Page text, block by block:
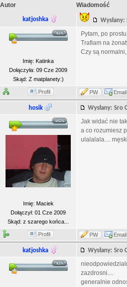
Autor Wiadomość
katjoshka
Imię: Katinka
Dołączyła: 09 Cze 2009
Skąd: Z matplanety:)
Pytam, po
Trafiam na
Czy są
Profil PW Email
hosik Wysłany: Sro
Imię: Maciek
Dołączył: 01 Cze 2009
Skąd: z szarego końca...
Jak widać nie
a co rozumiesz
ulalalala....
Profil PW Email
katjoshka Wysłany: Sro
zazdrosni....
generalnie